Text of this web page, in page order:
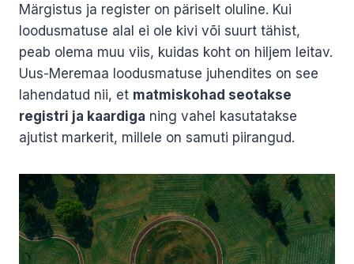
Märgistus ja register on päriselt oluline. Kui
loodusmatuse alal ei ole kivi või suurt tähist,
peab olema muu viis, kuidas koht on hiljem leitav.
Uus-Meremaa loodusmatuse juhendites on see
lahendatud nii, et matmiskohad seotakse
registri ja kaardiga ning vahel kasutatakse
ajutist markerit, millele on samuti piirangud.